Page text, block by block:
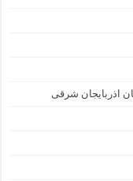
اذربایجان شرقی